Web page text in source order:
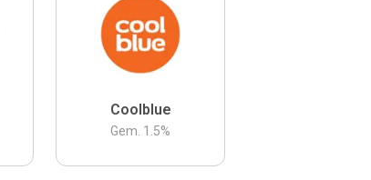
Coolblue
Gem. 1.5%